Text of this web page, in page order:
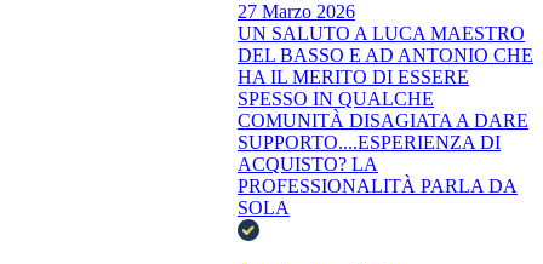
27 Marzo 2026
UN SALUTO A LUCA MAESTRO
DEL BASSO E AD ANTONIO CHE
HA IL MERITO DI ESSERE
SPESSO IN QUALCHE
COMUNITÀ DISAGIATA A DARE
SUPPORTO....ESPERIENZA DI
ACQUISTO? LA
PROFESSIONALITÀ PARLA DA
SOLA